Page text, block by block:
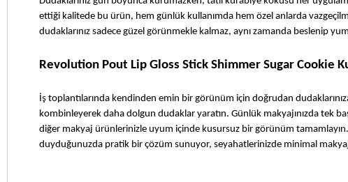
ettiği kalitede bu ürün, hem günlük kullanımda hem özel anlarda
dudaklarınız sadece güzel görünmekle kalmaz, aynı zamanda beslenip
Revolution Pout Lip Gloss Stick Shimmer Sugar Cookie
İş toplantılarında kendinden emin bir görünüm için doğrudan
kombinleyerek daha dolgun dudaklar yaratın. Günlük makyajınızda tek
diğer makyaj ürünlerinizle uyum içinde kusursuz bir görünüm
duyduğunuzda pratik bir çözüm sunuyor, seyahatlerinizde minimal